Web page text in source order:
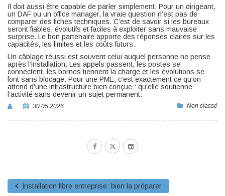
Il doit aussi être capable de parler simplement. Pour un dirigeant,
un DAF ou un office manager, la vraie question n’est pas de
comparer des fiches techniques. C’est de savoir si les bureaux
seront fiables, évolutifs et faciles à exploiter sans mauvaise
surprise. Le bon partenaire apporte des réponses claires sur les
capacités, les limites et les coûts futurs.
Un câblage réussi est souvent celui auquel personne ne pense
après l’installation. Les appels passent, les postes se
connectent, les bornes tiennent la charge et les évolutions se
font sans blocage. Pour une PME, c’est exactement ce qu’on
attend d’une infrastructure bien conçue : qu’elle soutienne
l’activité sans devenir un sujet permanent.
30.05.2026 Non classé
Installation fibre entreprise: bien la préparer